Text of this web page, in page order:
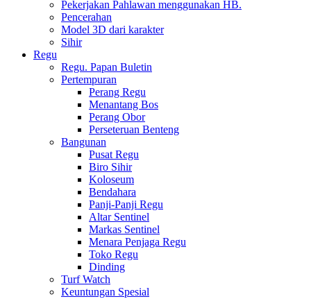
Pekerjakan Pahlawan menggunakan HB.
Pencerahan
Model 3D dari karakter
Sihir
Regu
Regu. Papan Buletin
Pertempuran
Perang Regu
Menantang Bos
Perang Obor
Perseteruan Benteng
Bangunan
Pusat Regu
Biro Sihir
Koloseum
Bendahara
Panji-Panji Regu
Altar Sentinel
Markas Sentinel
Menara Penjaga Regu
Toko Regu
Dinding
Turf Watch
Keuntungan Spesial